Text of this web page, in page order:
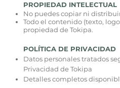
PROPIEDAD INTELECTUAL
No puedes copiar ni
Todo el contenido (texto,
propiedad de Tokipa.
POLÍTICA DE PRIVACIDAD
Datos personales tratados
Privacidad de Tokipa
Detalles completos